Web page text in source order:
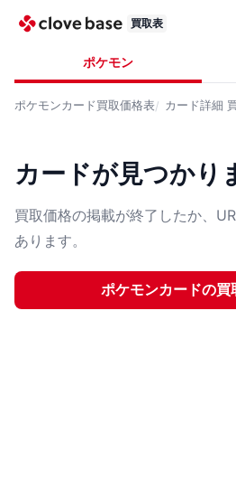
買取表
ポケモン
ポケモンカード買取価格表 カード詳細
カードが見つかり
買取価格の掲載が終了したか、
あります。
ポケモンカードの買